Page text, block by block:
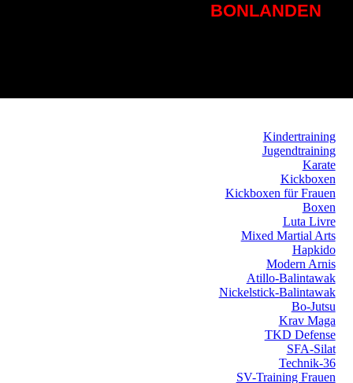
BONLANDEN
Kindertraining
Jugendtraining
Karate
Kickboxen
Kickboxen für Frauen
Boxen
Luta Livre
Mixed Martial Arts
Hapkido
Modern Arnis
Atillo-Balintawak
Nickelstick-Balintawak
Bo-Jutsu
Krav Maga
TKD Defense
SFA-Silat
Technik-36
SV-Training Frauen